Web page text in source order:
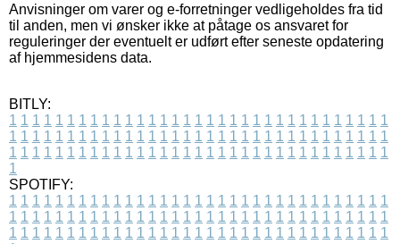
Anvisninger om varer og e-forretninger vedligeholdes fra tid
til anden, men vi ønsker ikke at påtage os ansvaret for
reguleringer der eventuelt er udført efter seneste opdatering
af hjemmesidens data.
BITLY:
1 1 1 1 1 1 1 1 1 1 1 1 1 1 1 1 1 1 1 1 1 1 1 1 1 1 1 1 1 1 1 1 1
1 1 1 1 1 1 1 1 1 1 1 1 1 1 1 1 1 1 1 1 1 1 1 1 1 1 1 1 1 1 1 1 1
1 1 1 1 1 1 1 1 1 1 1 1 1 1 1 1 1 1 1 1 1 1 1 1 1 1 1 1 1 1 1 1 1
1
SPOTIFY:
1 1 1 1 1 1 1 1 1 1 1 1 1 1 1 1 1 1 1 1 1 1 1 1 1 1 1 1 1 1 1 1 1
1 1 1 1 1 1 1 1 1 1 1 1 1 1 1 1 1 1 1 1 1 1 1 1 1 1 1 1 1 1 1 1 1
1 1 1 1 1 1 1 1 1 1 1 1 1 1 1 1 1 1 1 1 1 1 1 1 1 1 1 1 1 1 1 1 1